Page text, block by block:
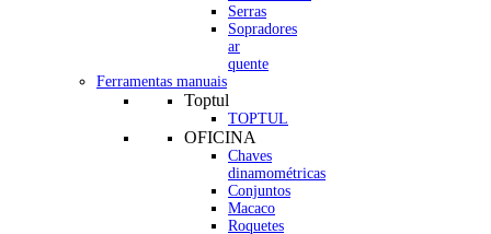
Serras
Sopradores
ar
quente
Ferramentas manuais
Toptul
TOPTUL
OFICINA
Chaves
dinamométricas
Conjuntos
Macaco
Roquetes